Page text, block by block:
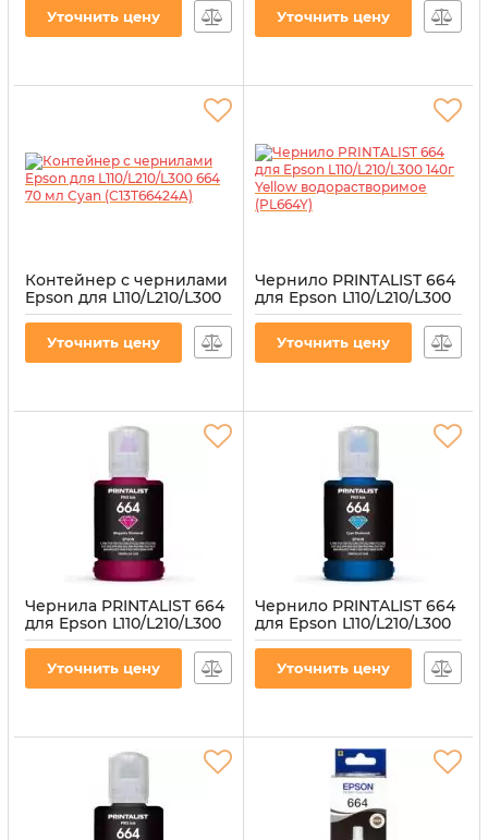
C13T66444A
Уточнить цену
C13T66434A
Уточнить цену
Контейнер с чернилами
Epson для L110/L210/L300
664 70 мл Cyan
C13T66424A
Уточнить цену
Чернило PRINTALIST 664
для Epson L110/L210/L300
140г Yellow
(PL664Y)
Уточнить цену
Чернила PRINTALIST 664
для Epson L110/L210/L300
140г Magenta
(PL664M)
Уточнить цену
Чернило PRINTALIST 664
для Epson L110/L210/L300
140г Cyan
(PL664C)
Уточнить цену